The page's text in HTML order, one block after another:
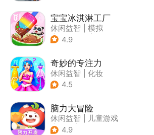
宝宝冰淇淋工厂
休闲益智
模拟
| 宝宝巴士
4.9
奇妙的专注力
休闲益智
化妆
| 宝宝巴士
4.5
脑力大冒险
休闲益智
儿童游戏
| 卡通
4.9